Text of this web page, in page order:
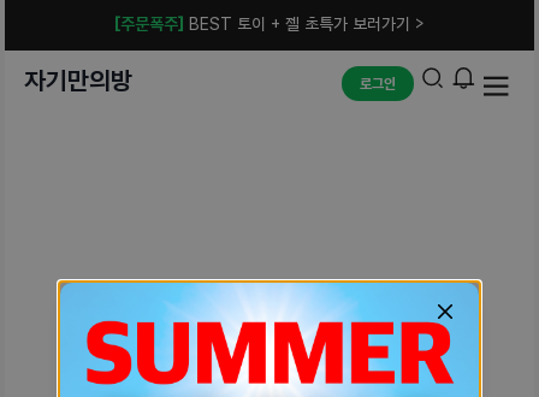
[주문폭주] BEST 토이 + 젤 초특가 보러가기 >
자기만의방 로그인
예상치 못한 에러입니다.